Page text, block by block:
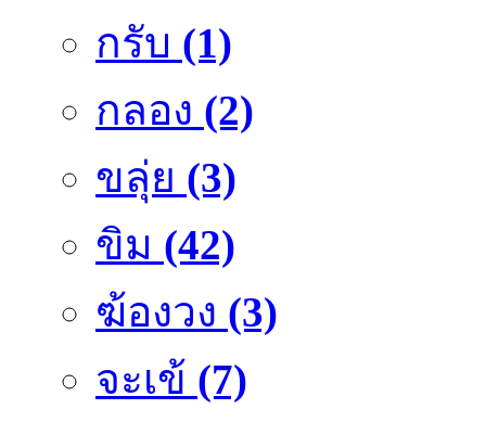
กรับ (1)
กลอง (2)
ขลุ่ย (3)
ขิม (42)
ฆ้องวง (3)
จะเข้ (7)